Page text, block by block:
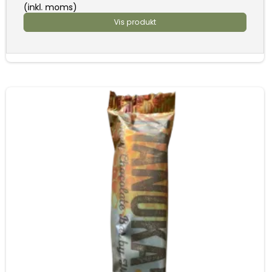
(inkl. moms)
Vis produkt